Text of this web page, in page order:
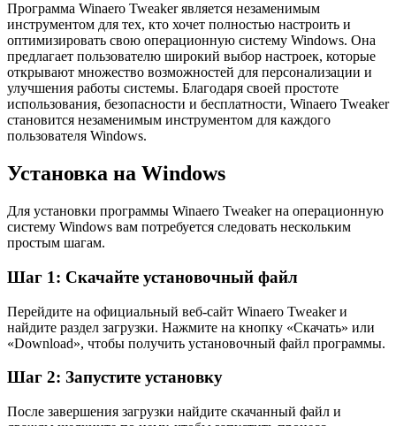
Программа Winaero Tweaker является незаменимым
инструментом для тех, кто хочет полностью настроить и
оптимизировать свою операционную систему Windows. Она
предлагает пользователю широкий выбор настроек, которые
открывают множество возможностей для персонализации и
улучшения работы системы. Благодаря своей простоте
использования, безопасности и бесплатности, Winaero Tweaker
становится незаменимым инструментом для каждого
пользователя Windows.
Установка на Windows
Для установки программы Winaero Tweaker на операционную
систему Windows вам потребуется следовать нескольким
простым шагам.
Шаг 1: Скачайте установочный файл
Перейдите на официальный веб-сайт Winaero Tweaker и
найдите раздел загрузки. Нажмите на кнопку «Скачать» или
«Download», чтобы получить установочный файл программы.
Шаг 2: Запустите установку
После завершения загрузки найдите скачанный файл и